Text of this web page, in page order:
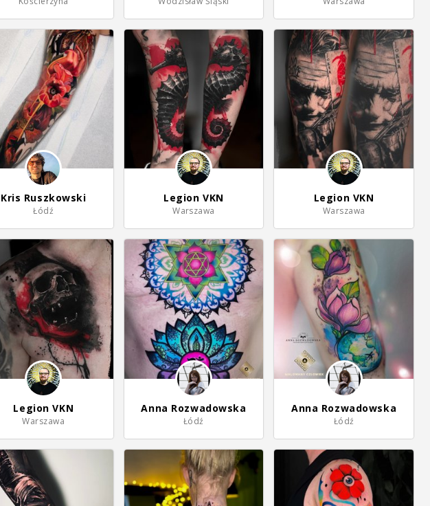
Kris Ruszkowski
Łódź
Legion VKN
Warszawa
Legion VKN
Warszawa
Legion VKN
Warszawa
Anna Rozwadowska
Łódź
Anna Rozwadowska
Łódź